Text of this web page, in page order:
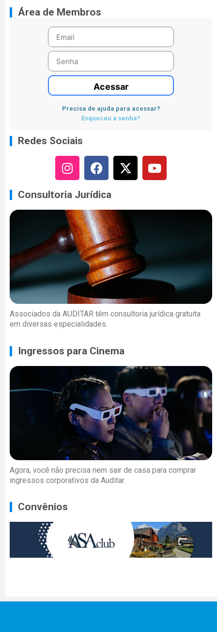
Área de Membros
Acessar
Precisa de ajuda para acessar?
Esqueceu a senha?
Redes Sociais
Consultoria Jurídica
Associados da AUDITAR têm consultoria jurídica gratuita
em diversas especialidades.
Ingressos para Cinema
Agora, você não precisa nem sair de casa para comprar
ingressos corporativos da Auditar.
Convênios